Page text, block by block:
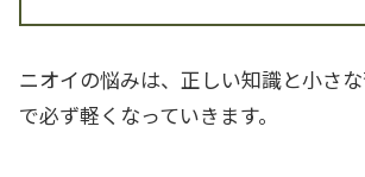
ニオイの悩みは、正しい知識と小さ
で必ず軽くなっていきます。